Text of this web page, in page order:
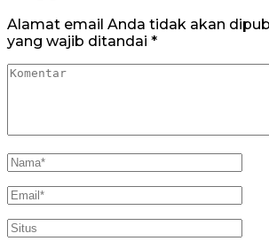
Alamat email Anda tidak akan
yang wajib ditandai *